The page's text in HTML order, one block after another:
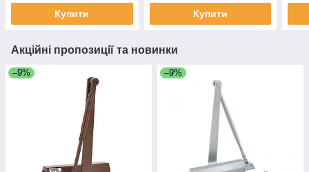
Купити Купити
Акційні пропозиції та новинки
–9% –9%